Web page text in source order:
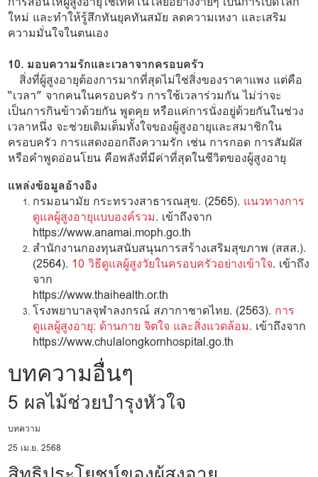
ใหม่ และทำให้รู้สึกทันยุคทันสมัย ลดความเหงา และเสริม
ความมั่นใจในตนเอง
10. มอบความรักและเวลาจากครอบครัว
สิ่งที่ผู้สูงอายุต้องการมากที่สุดไม่ใช่สิ่งของราคาแพง แต่คือ
“เวลา” จากคนในครอบครัว การใช้เวลาร่วมกัน ไม่ว่าจะ
เป็นการกินข้าวด้วยกัน พูดคุย หรือแค่การนั่งอยู่ด้วยกันในช่วง
เวลาหนึ่ง จะช่วยเติมเต็มทั้งใจของผู้สูงอายุและสมาชิกใน
ครอบครัว การแสดงออกถึงความรัก เช่น การกอด การสัมผัส
หรือคำพูดอ่อนโยน คือพลังที่มีค่าที่สุดในชีวิตของผู้สูงอายุ
แหล่งข้อมูลอ้างอิง
กรมอนามัย กระทรวงสาธารณสุข. (2565). แนวทางการ
ดูแลผู้สูงอายุแบบองค์รวม. เข้าถึงจาก
https://www.anamai.moph.go.th
สำนักงานกองทุนสนับสนุนการสร้างเสริมสุขภาพ (สสส.).
(2564). 10 วิธีดูแลผู้สูงวัยในครอบครัวอย่างเข้าใจ. เข้าถึง
จาก
https://www.thaihealth.or.th
โรงพยาบาลจุฬาลงกรณ์ สภากาชาดไทย. (2563). การ
ดูแลผู้สูงอายุ: ด้านกาย จิตใจ และสิ่งแวดล้อม. เข้าถึงจาก
https://www.chulalongkornhospital.go.th
บทความอื่นๆ
5 ผลไม้ช่วยบำรุงหัวใจ
บทความ
25 เม.ย. 2568